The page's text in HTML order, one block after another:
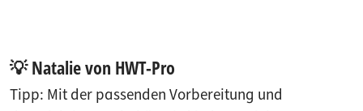
💡 Natalie von HWT-Pro
Tipp: Mit der passenden Vorbereitung und